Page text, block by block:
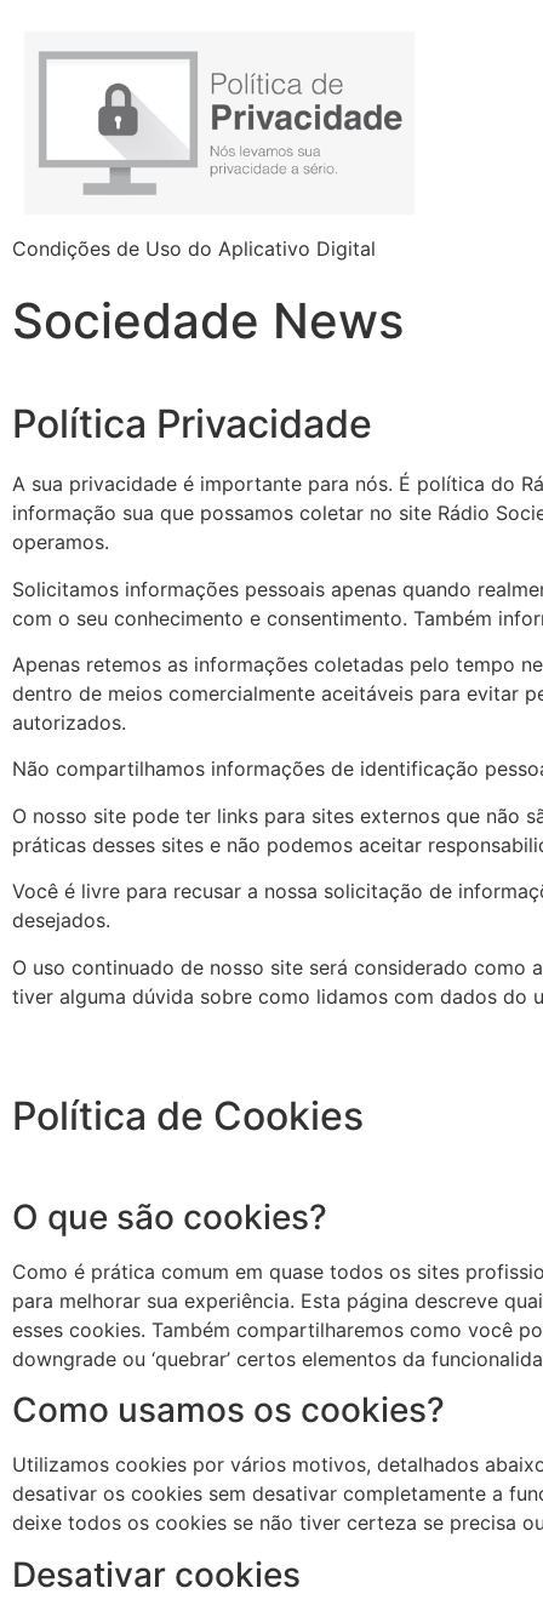
Condições de Uso do Aplicativo Digital
Sociedade News
Política Privacidade
A sua privacidade é importante para nós. É política do
informação sua que possamos coletar no site Rádio
operamos.
Solicitamos informações pessoais apenas quando
com o seu conhecimento e consentimento. Também
Apenas retemos as informações coletadas pelo tempo
dentro de meios comercialmente aceitáveis para evitar
autorizados.
Não compartilhamos informações de identificação
O nosso site pode ter links para sites externos que não
práticas desses sites e não podemos aceitar
Você é livre para recusar a nossa solicitação de
desejados.
O uso continuado de nosso site será considerado
tiver alguma dúvida sobre como lidamos com dados do
Política de Cookies
O que são cookies?
Como é prática comum em quase todos os sites
para melhorar sua experiência. Esta página descreve
esses cookies. Também compartilharemos como você
downgrade ou ‘quebrar’ certos elementos da
Como usamos os cookies?
Utilizamos cookies por vários motivos, detalhados
desativar os cookies sem desativar completamente a
deixe todos os cookies se não tiver certeza se precisa
Desativar cookies